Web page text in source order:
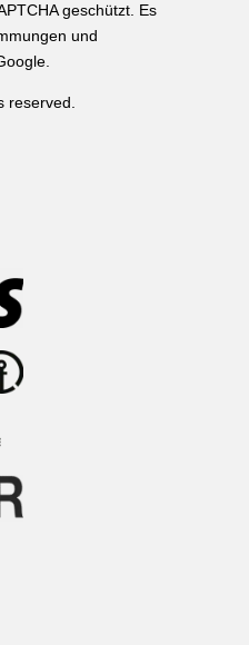
geschützt. Es
und
reserved.